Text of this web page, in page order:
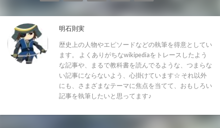
明石則実
歴史上の人物やエピソードなどの執筆を得意としてい
ます。 よくありがちなwikipediaをトレースしたよう
な記事や、まるで教科書を読んでるような、つまらな
い記事にならないよう、心掛けています☆ それ以外
にも、さまざまなテーマに焦点を当てて、おもしろい
記事を執筆したいと思ってます♪